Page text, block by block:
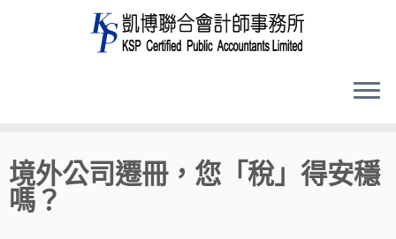
to
content
境外公司遷冊，您「稅」得安穩
嗎？